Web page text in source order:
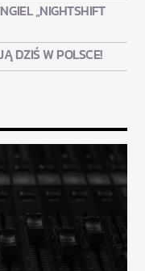
„NIGHTSHIFT
DZIŚ W POLSCE!